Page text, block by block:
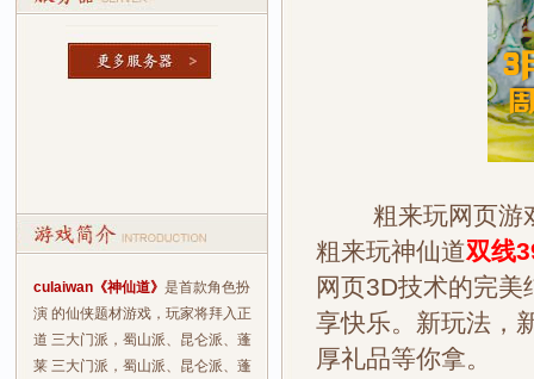
culaiwan《神仙道》 是首款角色扮
演 的仙侠题材游戏，玩家将拜入正
道 三大门派，蜀山派、昆仑派、蓬
莱 三大门派，蜀山派、昆仑派、蓬
粗来玩网页游戏
粗来玩神仙道双线
网页3D技术的完
享快乐。新玩法，
厚礼品等你拿。